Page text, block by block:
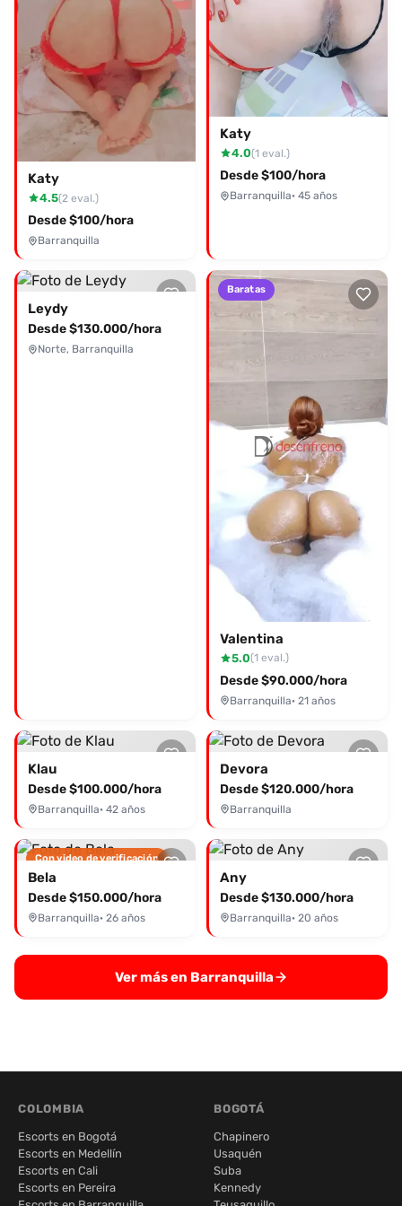
Katy
4.5(2 eval.)
Desde $100/hora
Barranquilla
Katy
4.0(1 eval.)
Desde $100/hora
Barranquilla· 45 años
Leydy
Desde $130.000/hora
Norte, Barranquilla
Baratas
Valentina
5.0(1 eval.)
Desde $90.000/hora
Barranquilla· 21 años
Klau
Desde $100.000/hora
Barranquilla· 42 años
Devora
Desde $120.000/hora
Barranquilla
Con video de verificación
Bela
Desde $150.000/hora
Barranquilla· 26 años
Any
Desde $130.000/hora
Barranquilla· 20 años
Ver más en Barranquilla
COLOMBIA
Escorts en Bogotá
Escorts en Medellín
Escorts en Cali
Escorts en Pereira
BOGOTÁ
Chapinero
Usaquén
Suba
Kennedy